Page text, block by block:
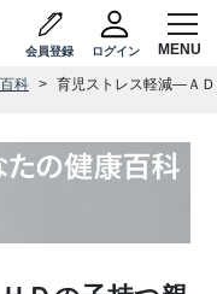
会員登録 ログイン
科 育児ストレス軽減―Ａ